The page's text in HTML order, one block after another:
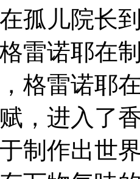
儿院长到
雷诺耶在
格雷诺耶
，进入了
制作出世